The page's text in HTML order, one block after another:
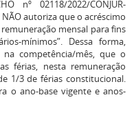
nº 02118/2022/CONJUR-
NÃO autoriza que o acréscimo
mensal para fins
mínimos”. Dessa forma,
competência/mês, que o
férias, nesta remuneração
1/3 de férias constitucional.
o ano-base vigente e anos-